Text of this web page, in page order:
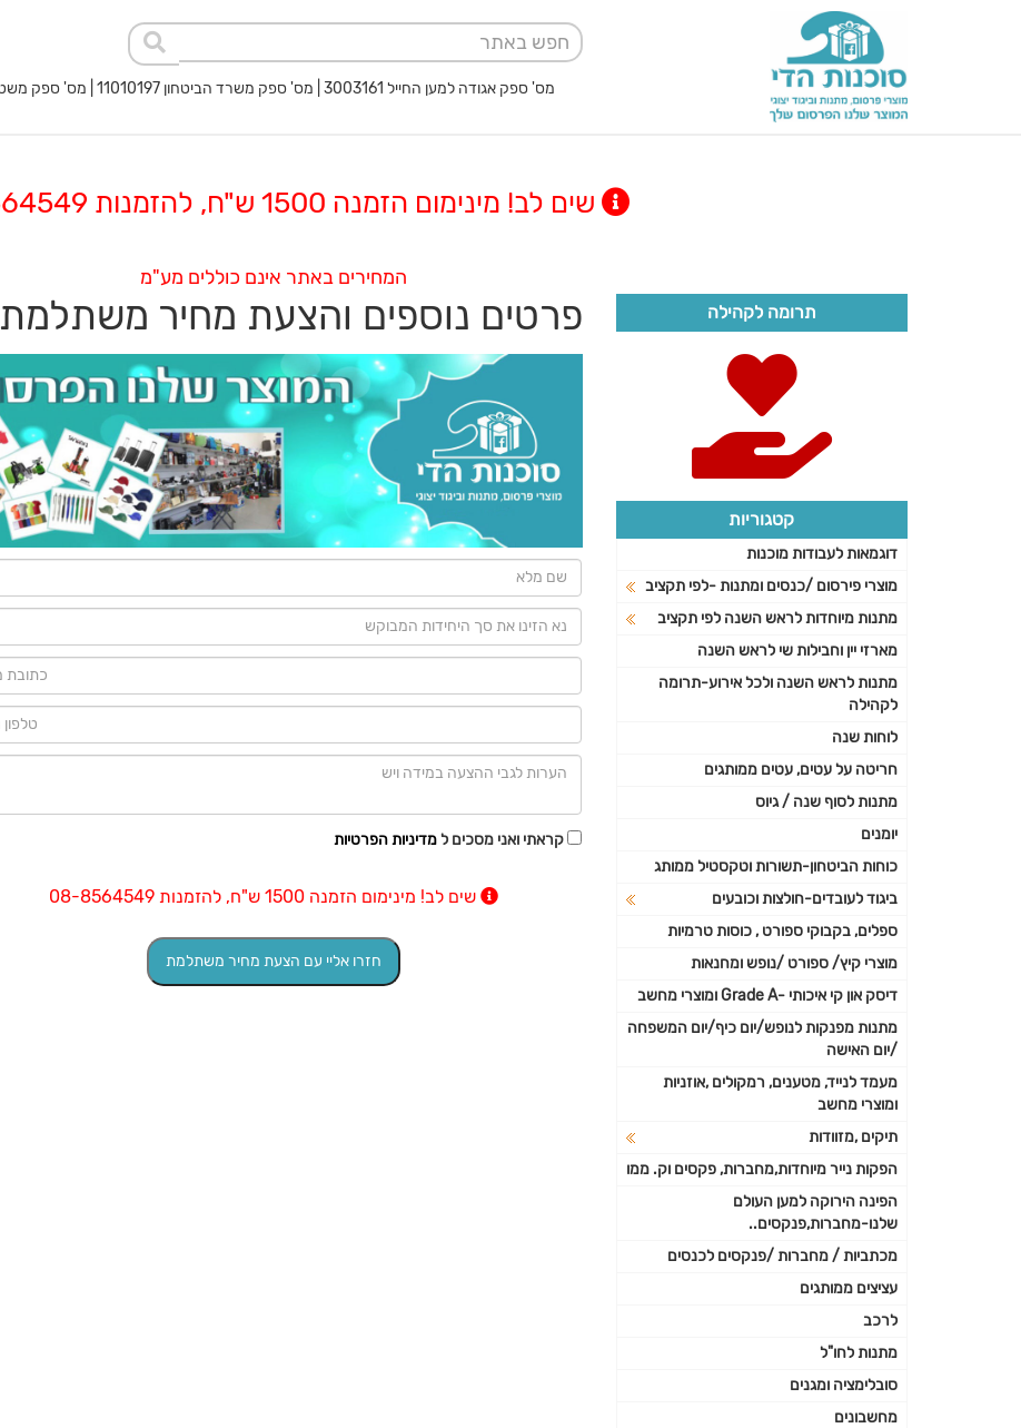
מס' ספק אגודה למען החייל 3003161 | מס' ספק משרד הביטחון 11010197 | מס' ספק משטרת ישראל 40017932
שים לב! מינימום הזמנה 1500 ש"ח, להזמנות 08-8564549
המחירים באתר אינם כוללים מע"מ
פרטים נוספים והצעת מחיר משתלמת
קראתי ואני מסכים למדיניות הפרטיות
שים לב! מינימום הזמנה 1500 ש"ח, להזמנות 08-8564549
תרומה לקהילה
קטגוריות
דוגמאות לעבודות מוכנות
מוצרי פירסום /כנסים ומתנות -לפי תקציב
מתנות מיוחדות לראש השנה לפי תקציב
מארזי יין וחבילות שי לראש השנה
מתנות לראש השנה ולכל אירוע-תרומה
לקהילה
לוחות שנה
חריטה על עטים, עטים ממותגים
מתנות לסוף שנה / גיוס
יומנים
כוחות הביטחון-תשורות וטקסטיל ממותג
ביגוד לעובדים-חולצות וכובעים
ספלים, בקבוקי ספורט , כוסות טרמיות
מוצרי קיץ/ ספורט /נופש ומחנאות
דיסק און קי איכותי -Grade A ומוצרי מחשב
מתנות מפנקות לנופש/יום כיף/יום המשפחה
/יום האישה
מעמד לנייד, מטענים, רמקולים ,אוזניות
ומוצרי מחשב
תיקים ,מזוודות
הפקות נייר מיוחדות,מחברות, פקסים וק. ממו
הפינה הירוקה למען העולם
שלנו-מחברות,פנקסים..
מכתביות / מחברות /פנקסים לכנסים
עציצים ממותגים
לרכב
מתנות לחו"ל
סובלימציה ומגנים
מחשבונים